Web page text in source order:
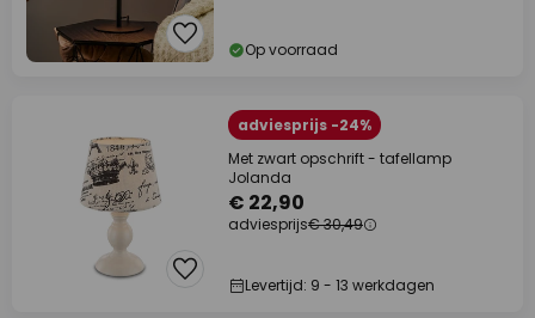
Op voorraad
adviesprijs -24%
Met zwart opschrift - tafellamp
Jolanda
€ 22,90
adviesprijs€ 30,49
Levertijd: 9 - 13 werkdagen